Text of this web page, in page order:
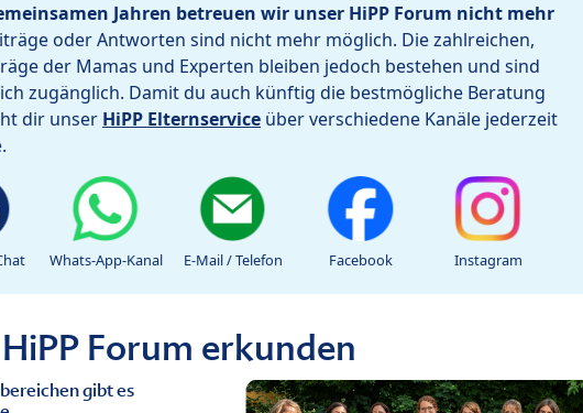
Jahren betreuen wir unser HiPP Forum nicht mehr
oder Antworten sind nicht mehr möglich. Die zahlreichen,
der Mamas und Experten bleiben jedoch bestehen und sind
zugänglich. Damit du auch künftig die bestmögliche Beratung
dir unser HiPP Elternservice über verschiedene Kanäle jederzeit
Whats-App-Kanal E-Mail / Telefon Facebook Instagram
Forum erkunden
gibt es